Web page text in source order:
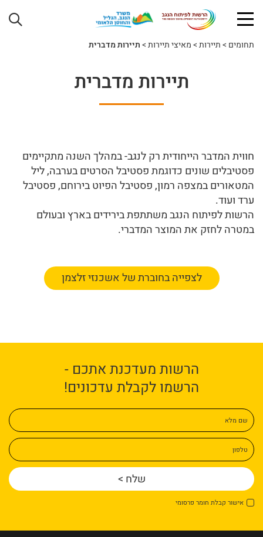
תחומים >תיירות>מאיצי תיירות>תיירות מדברית
תיירות מדברית
חווית המדבר הייחודית רק לנגב- במהלך השנה מתקיימים
פסטיבלים שונים כדוגמת פסטיבל הסרטים בערבה, ליל
המטאורים במצפה רמון, פסטיבל הפיוט בירוחם, פסטיבל
ערד ועוד.
הרשות לפיתוח הנגב משתתפת בירידים בארץ ובעולם
במטרה לחזק את המוצר המדברי.
לצפייה בחוברת של אשכנזי זלצמן
הרשות מעדכנת אתכם -
הרשמו לקבלת עדכונים!
שם מלא
טלפון
אישור קבלת חומר פרסומי